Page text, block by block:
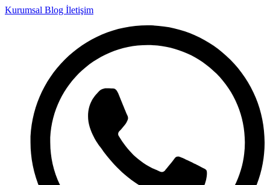
Kurumsal Blog İletişim